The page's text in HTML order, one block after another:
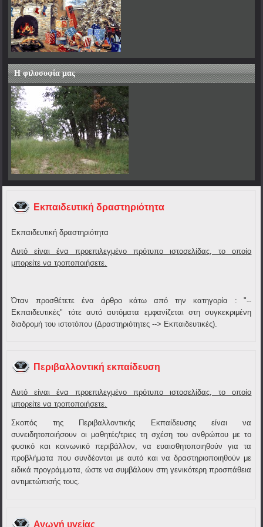
Η φιλοσοφία μας
Εκπαιδευτική δραστηριότητα
Εκπαιδευτική δραστηριότητα
Αυτό είναι ένα προεπιλεγμένο πρότυπο ιστοσελίδας, το οποίο
μπορείτε να τροποποιήσετε.
Όταν προσθέτετε ένα άρθρο κάτω από την κατηγορία : "--
Εκπαιδευτικές" τότε αυτό αυτόματα εμφανίζεται στη συγκεκριμένη
διαδρομή του ιστοτόπου (Δραστηριότητες --> Εκπαιδευτικές).
Περιβαλλοντική εκπαίδευση
Αυτό είναι ένα προεπιλεγμένο πρότυπο ιστοσελίδας, το οποίο
μπορείτε να τροποποιήσετε.
Σκοπός της Περιβαλλοντικής Εκπαίδευσης είναι να
συνειδητοποιήσουν οι μαθητές/τριες τη σχέση του ανθρώπου με το
φυσικό και κοινωνικό περιβάλλον, να ευαισθητοποιηθούν για τα
προβλήματα που συνδέονται με αυτό και να δραστηριοποιηθούν με
ειδικά προγράμματα, ώστε να συμβάλουν στη γενικότερη προσπάθεια
αντιμετώπισής τους.
Αγωγή υγείας